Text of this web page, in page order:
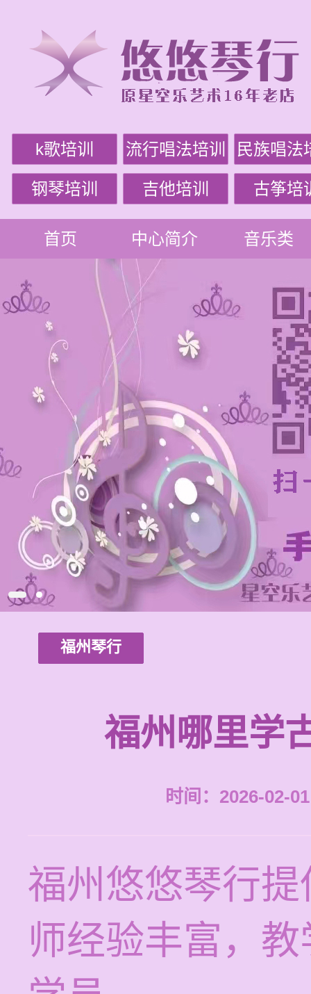
k歌培训 流行唱法培训 民族唱法
钢琴培训 吉他培训 古筝培
首页 中心简介 音乐类
福州琴行
福州哪里学
时间：2026-02-
福州悠悠琴行
师经验丰富，